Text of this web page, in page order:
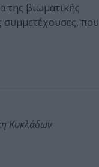
της βιωµατικής
συµµετέχουσες, που
Κυκλάδων